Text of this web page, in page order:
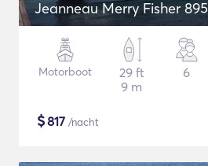
Jeanneau Merry Fisher 895
Motorboot
29 ft
9 m
6
$817 /nacht